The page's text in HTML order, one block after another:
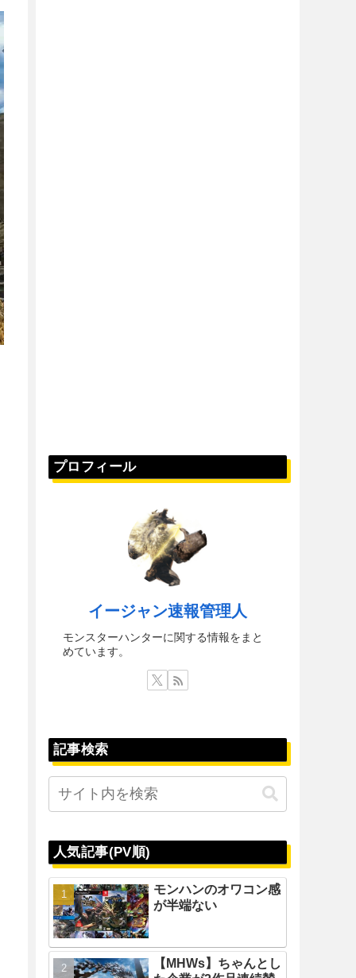
プロフィール
イージャン速報管理人
モンスターハンターに関する情報をまと
めています。
記事検索
人気記事(PV順)
モンハンのオワコン感
が半端ない
【MHWs】ちゃんとし